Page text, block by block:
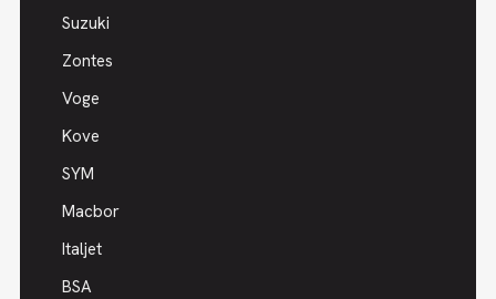
Suzuki
Zontes
Voge
Kove
SYM
Macbor
Italjet
BSA